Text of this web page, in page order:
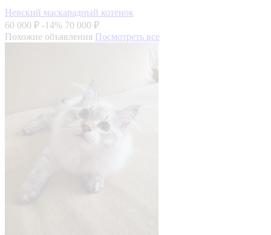
Невский маскарадный котенок
60 000 ₽ -14% 70 000 ₽
Похожие объявления Посмотреть все